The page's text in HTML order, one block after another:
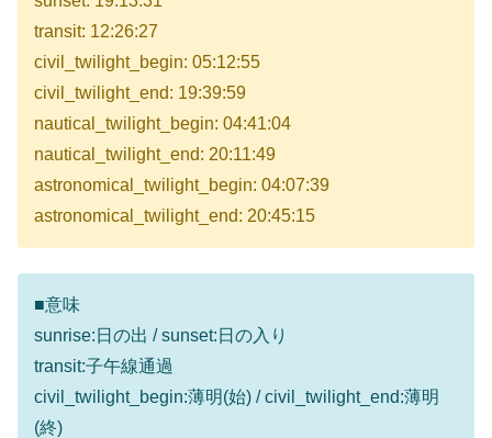
transit: 12:26:27
civil_twilight_begin: 05:12:55
civil_twilight_end: 19:39:59
nautical_twilight_begin: 04:41:04
nautical_twilight_end: 20:11:49
astronomical_twilight_begin: 04:07:39
astronomical_twilight_end: 20:45:15
■意味
sunrise:日の出 / sunset:日の入り
transit:子午線通過
civil_twilight_begin:薄明(始) / civil_twilight_end:薄明
(終)